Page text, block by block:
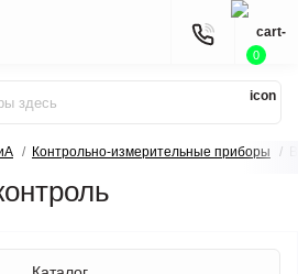
0
Контрольно-измерительные приборы